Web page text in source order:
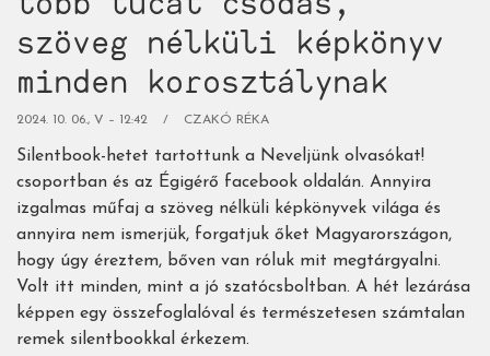
szöveg nélküli képkönyv
minden korosztálynak
2024. 10. 06., V – 12:42 CZAKÓ RÉKA
Silentbook-hetet tartottunk a Neveljünk olvasókat!
csoportban és az Égigérő facebook oldalán. Annyira
izgalmas műfaj a szöveg nélküli képkönyvek világa és
annyira nem ismerjük, forgatjuk őket Magyarországon,
hogy úgy éreztem, bőven van róluk mit megtárgyalni.
Volt itt minden, mint a jó szatócsboltban. A hét lezárása
képpen egy összefoglalóval és természetesen számtalan
remek silentbookkal érkezem.